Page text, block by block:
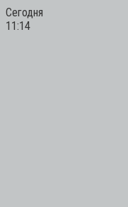
Сегодня
11:14